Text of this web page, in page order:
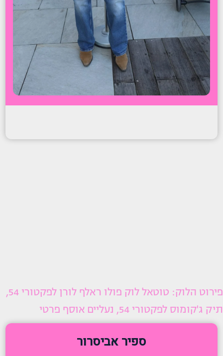
פירוט הלוק: טוטאל לוק פולו ראלף לורן לפקטורי 54,
תיק ג'קומוס לפקטורי 54, נעליים אוסף פרטי